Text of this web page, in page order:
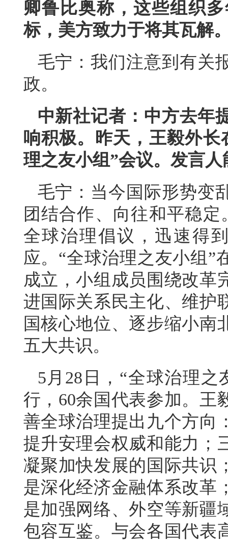
卿鲁比奥称，这些组织
标，美方致力于将其瓦解
毛宁：我们注意到有关
政。
中新社记者：中方去年
响积极。昨天，王毅外
理之友小组”会议。发言
毛宁：当今国际形势变
团结合作、向往和平稳
全球治理倡议，迅速得
应。“全球治理之友小组”
成立，小组成员围绕改革
进国际关系民主化、维护
国核心地位、逐步缩小南
五大共识。
5月28日，“全球治理
行，60余国代表参加。王
善全球治理提出九个方向
提升安理会权威和能力；
凝聚加快发展的国际共识
是深化经济金融体系改革
是加强网络、外空等新疆
包容互鉴。与会各国代表